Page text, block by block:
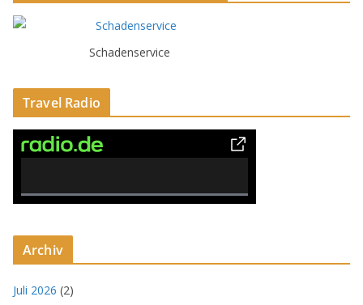
Schadenservice
Travel Radio
0% Complete
Archiv
Juli 2026 (2)